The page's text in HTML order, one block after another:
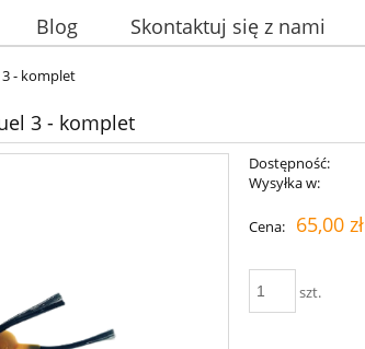
Blog Skontaktuj się z nami
3 - komplet
3 - komplet
Dostępność:
Wysyłka w:
Cena: 65,00 zł
szt.